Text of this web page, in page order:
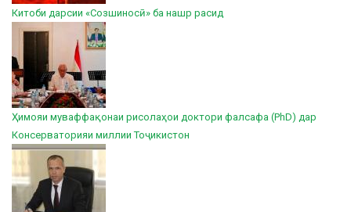
Китоби дарсии «Созшиносӣ» ба нашр расид
Ҳимояи муваффақонаи рисолаҳои доктори фалсафа (PhD) дар
Консерваторияи миллии Тоҷикистон